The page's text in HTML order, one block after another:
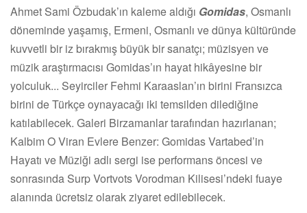
Ahmet Sami Özbudak’ın kaleme aldığı Gomidas, Osmanlı
döneminde yaşamış, Ermeni, Osmanlı ve dünya kültüründe
kuvvetli bir iz bırakmış büyük bir sanatçı; müzisyen ve
müzik araştırmacısı Gomidas’ın hayat hikâyesine bir
yolculuk... Seyirciler Fehmi Karaaslan’ın birini Fransızca
birini de Türkçe oynayacağı iki temsilden dilediğine
katılabilecek. Galeri Birzamanlar tarafından hazırlanan;
Kalbim O Viran Evlere Benzer: Gomidas Vartabed’in
Hayatı ve Müziği adlı sergi ise performans öncesi ve
sonrasında Surp Vortvots Vorodman Kilisesi’ndeki fuaye
alanında ücretsiz olarak ziyaret edilebilecek.